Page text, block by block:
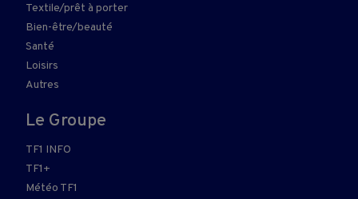
Textile/prêt à porter
Bien-être/beauté
Santé
Loisirs
Autres
Le Groupe
TF1 INFO
TF1+
Météo TF1